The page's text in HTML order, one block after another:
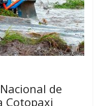
de
Cotopaxi